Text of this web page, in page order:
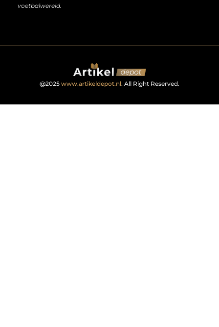
voetbalwereld.
@2025 www.artikeldepot.nl. All Right Reserved.